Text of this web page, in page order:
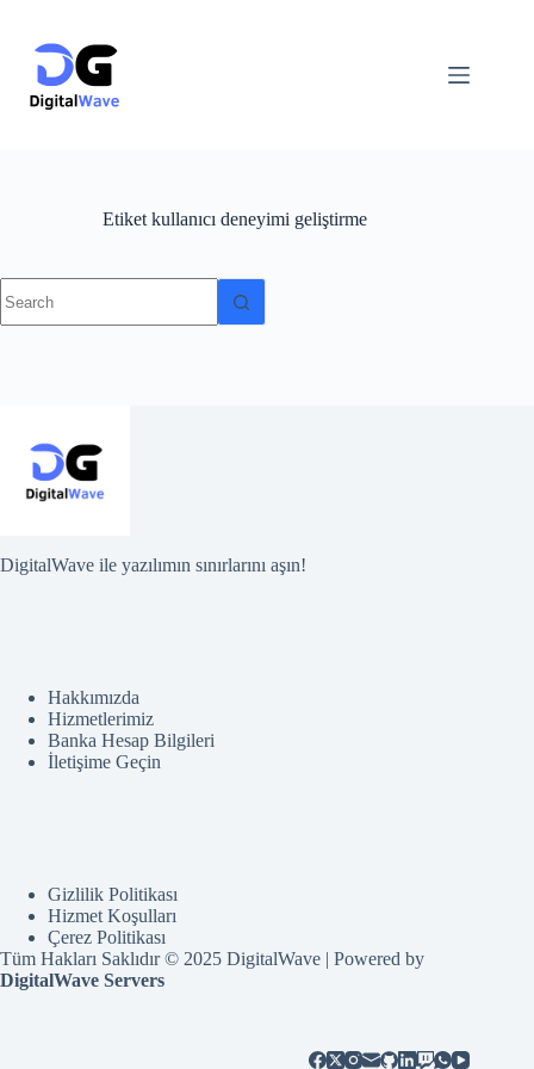
content
Etiket kullanıcı deneyimi geliştirme
results
DigitalWave ile yazılımın sınırlarını aşın!
Hakkımızda
Hizmetlerimiz
Banka Hesap Bilgileri
İletişime Geçin
Gizlilik Politikası
Hizmet Koşulları
Çerez Politikası
Tüm Hakları Saklıdır © 2025 DigitalWave | Powered by
DigitalWave Servers